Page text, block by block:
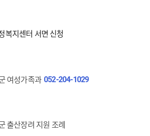
복지센터 서면 신청
여성가족과 052-204-1029
출산장려 지원 조례